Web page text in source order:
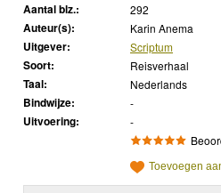
Aantal blz.: 292
Auteur(s): Karin Anema
Uitgever: Scriptum
Soort: Reisverhaal
Taal: Nederlands
Bindwijze: -
Uitvoering:
-
Toevoegen